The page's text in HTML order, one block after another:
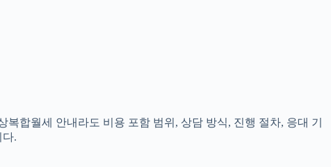
합월세 안내라도 비용 포함 범위, 상담 방식, 진행 절차, 응대 기
.